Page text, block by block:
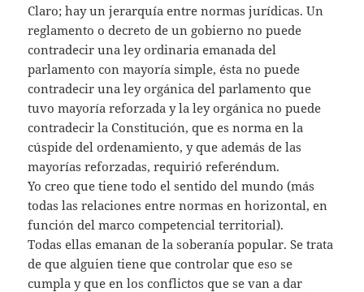
Claro; hay un jerarquía entre normas jurídicas. Un
reglamento o decreto de un gobierno no puede
contradecir una ley ordinaria emanada del
parlamento con mayoría simple, ésta no puede
contradecir una ley orgánica del parlamento que
tuvo mayoría reforzada y la ley orgánica no puede
contradecir la Constitución, que es norma en la
cúspide del ordenamiento, y que además de las
mayorías reforzadas, requirió referéndum.
Yo creo que tiene todo el sentido del mundo (más
todas las relaciones entre normas en horizontal, en
función del marco competencial territorial).
Todas ellas emanan de la soberanía popular. Se trata
de que alguien tiene que controlar que eso se
cumpla y que en los conflictos que se van a dar